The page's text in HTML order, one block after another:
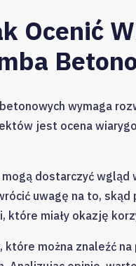
Ocenić
wymaga
jest ocena
dostarczyć wgląd
uwagę na to,
miały okazję
, które można znaleźć